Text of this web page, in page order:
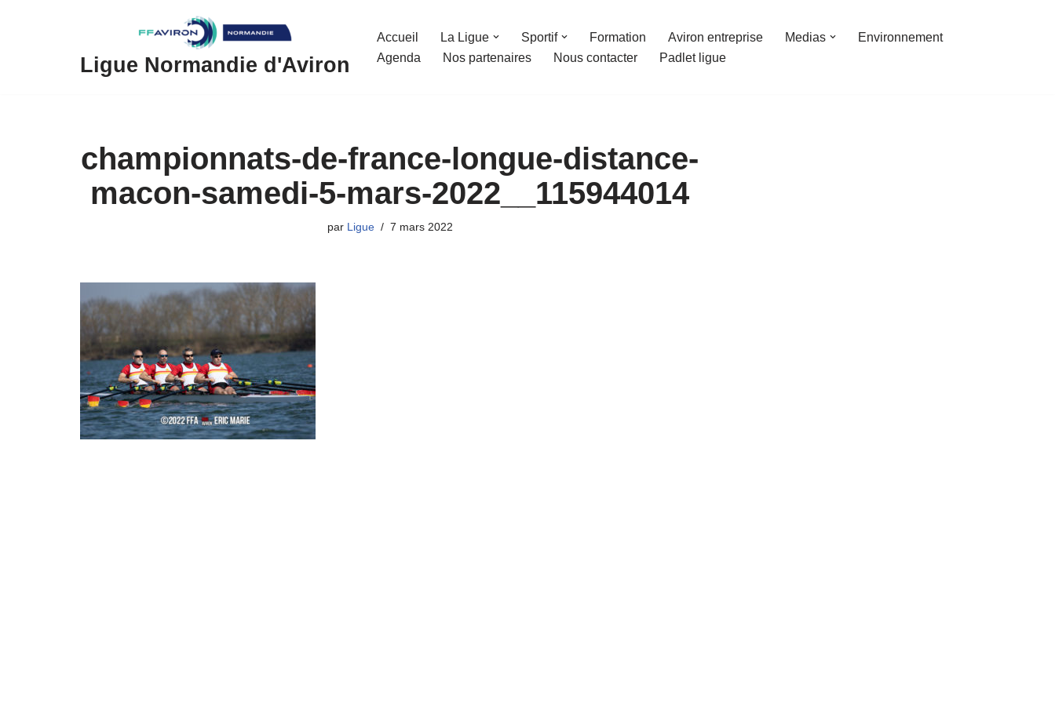
Ligue Normandie d'Aviron
Accueil La Ligue Sportif Formation Aviron entreprise Medias
Environnement
Agenda
Nos partenaires Nous contacter Padlet ligue
championnats-de-france-longue-distance-
macon-samedi-5-mars-2022__115944014
par Ligue 7 mars 2022